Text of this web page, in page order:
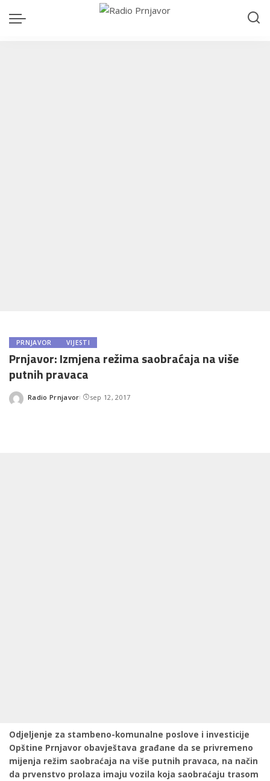
PRNJAVOR VIJESTI
Prnjavor: Izmjena režima saobraćaja na više
putnih pravaca
Posted
Radio Prnjavor sep 12, 2017
Odjeljenje za stambeno-komunalne poslove i investicije
Opštine Prnjavor obavještava građane da se privremeno
mijenja režim saobraćaja na više putnih pravaca, na način
da prvenstvo prolaza imaju vozila koja saobraćaju trasom